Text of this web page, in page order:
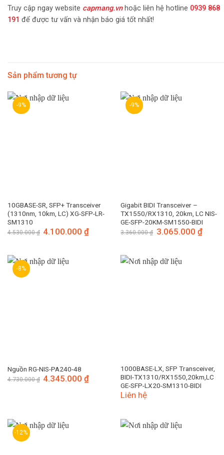
Truy cập ngay website capmang.vnhoặc liên hệ hotline 0939 868
191 để được tư vấn và nhận báo giá tốt nhất!
Sản phẩm tương tự
-9%
10GBASE-SR, SFP+ Transceiver
(1310nm, 10km, LC) XG-SFP-LR-
SM1310
4.530.000₫ Giá
gốc
4.100.000₫
4.100.000 ₫.
-9%
Gigabit BIDI Transceiver –
TX1550/RX1310, 20km, LC NIS-
GE-SFP-20KM-SM1550-BIDI
3.360.000₫ Giá
gốc
3.065.000 ₫Giá
-8%
Nguồn RG-NIS-PA240-48
4.730.000₫ Giá
gốc
4.345.000₫
1000BASE-LX, SFP Transceiver,
BIDI-TX1310/RX1550,20km,LC
GE-SFP-LX20-SM1310-BIDI
Liên hệ
-12%